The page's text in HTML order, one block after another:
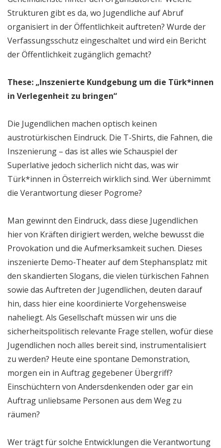
Strukturen gibt es da, wo Jugendliche auf Abruf
organisiert in der Öffentlichkeit auftreten? Wurde der
Verfassungsschutz eingeschaltet und wird ein Bericht
der Öffentlichkeit zugänglich gemacht?
These: „Inszenierte Kundgebung um die Türk*innen
in Verlegenheit zu bringen“
Die Jugendlichen machen optisch keinen
austrotürkischen Eindruck. Die T-Shirts, die Fahnen, die
Inszenierung – das ist alles wie Schauspiel der
Superlative jedoch sicherlich nicht das, was wir
Türk*innen in Österreich wirklich sind. Wer übernimmt
die Verantwortung dieser Pogrome?
Man gewinnt den Eindruck, dass diese Jugendlichen
hier von Kräften dirigiert werden, welche bewusst die
Provokation und die Aufmerksamkeit suchen. Dieses
inszenierte Demo-Theater auf dem Stephansplatz mit
den skandierten Slogans, die vielen türkischen Fahnen
sowie das Auftreten der Jugendlichen, deuten darauf
hin, dass hier eine koordinierte Vorgehensweise
naheliegt. Als Gesellschaft müssen wir uns die
sicherheitspolitisch relevante Frage stellen, wofür diese
Jugendlichen noch alles bereit sind, instrumentalisiert
zu werden? Heute eine spontane Demonstration,
morgen ein in Auftrag gegebener Übergriff?
Einschüchtern von Andersdenkenden oder gar ein
Auftrag unliebsame Personen aus dem Weg zu
räumen?
Wer trägt für solche Entwicklungen die Verantwortung